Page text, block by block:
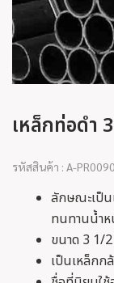
เหล็กท่อดำ
รหัสสินค้า : A-
ลักษณะเป็น
ทนทานน้ำห
ขนาด 3 1/
เป็นเหล็กก